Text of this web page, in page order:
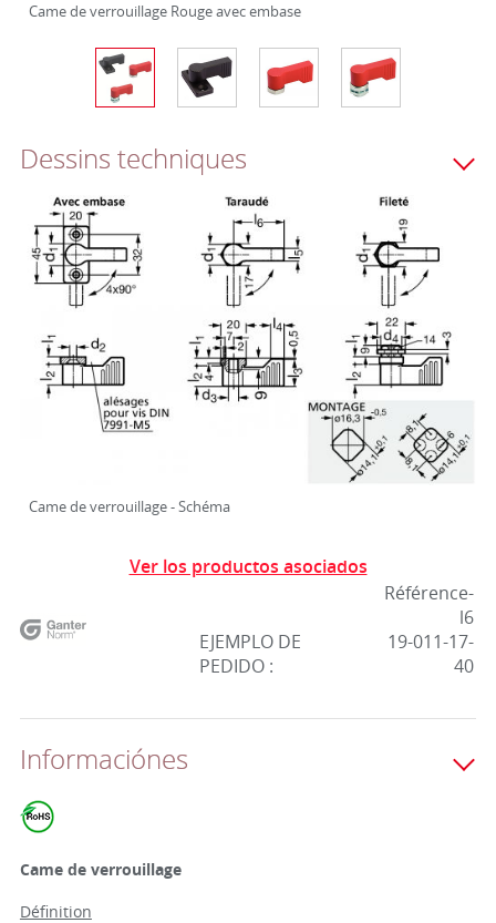
Came de verrouillage Rouge avec embase
Dessins techniques
Came de verrouillage - Schéma
Ver los productos asociados
EJEMPLO DE
PEDIDO :
Référence-
l6
19-011-17-
40
Informaciónes
Came de verrouillage
Définition